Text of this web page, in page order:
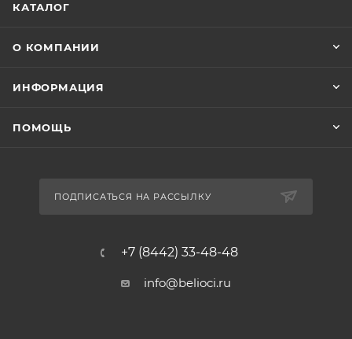
КАТАЛОГ
О КОМПАНИИ
ИНФОРМАЦИЯ
ПОМОЩЬ
ПОДПИСАТЬСЯ НА РАССЫЛКУ
+7 (8442) 33-48-48
info@belioci.ru